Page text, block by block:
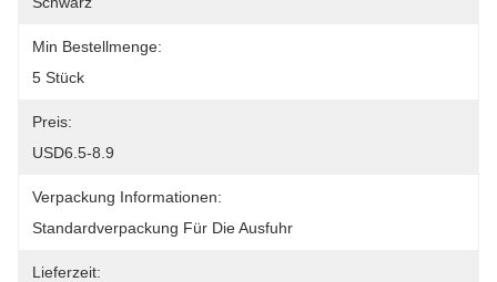
Min Bestellmenge:
5 Stück
Preis:
USD6.5-8.9
Verpackung Informationen:
Standardverpackung Für Die Ausfuhr
Lieferzeit: